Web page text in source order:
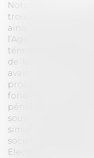
Notons que la
trouve dans des
ainsi que des
l’Agence
témoignages
de la concurrence
avait, en 2018,
procureur de la
fondement de
pénale. Des
sous le contrôle
simultanément
sociétés
Electric,